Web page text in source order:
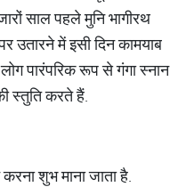
साल पहले मुनि भागीरथ
उतारने में इसी दिन कामयाब
पारंपरिक रूप से गंगा स्नान
स्तुति करते हैं.
शुभ माना जाता है.